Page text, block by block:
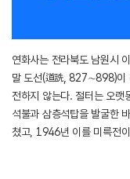
연화사는 전라북도 남원시
말 도선(道詵, 827∼898)이
전하지 않는다. 절터는 오랫
석불과 삼층석탑을 발굴한
쳤고, 1946년 이를 미륵전
마을 이름을 따서 효기사(